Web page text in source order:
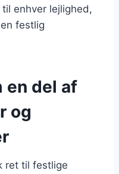
enhver lejlighed,
festlig
en del af
og
ret til festlige